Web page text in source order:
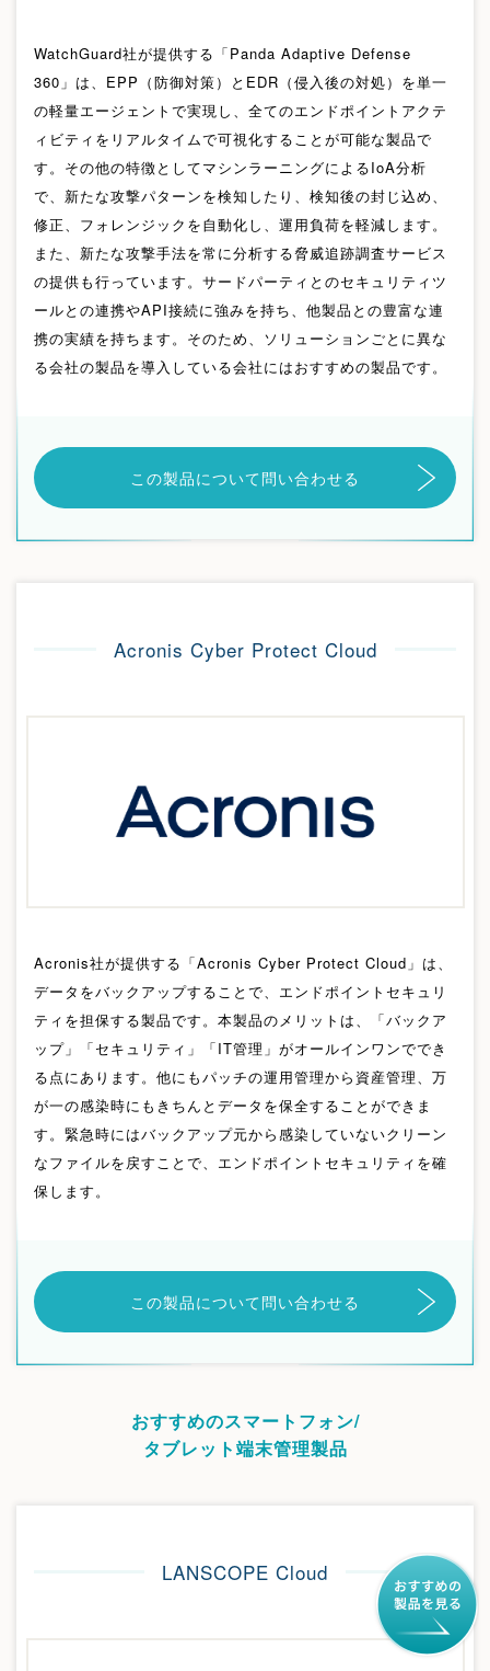
WatchGuard社が提供する「Panda Adaptive Defense
360」は、EPP（防御対策）とEDR（侵入後の対処）を単一
の軽量エージェントで実現し、全てのエンドポイントアクテ
ィビティをリアルタイムで可視化することが可能な製品で
す。その他の特徴としてマシンラーニングによるIoA分析
で、新たな攻撃パターンを検知したり、検知後の封じ込め、
修正、フォレンジックを自動化し、運用負荷を軽減します。
また、新たな攻撃手法を常に分析する脅威追跡調査サービス
の提供も行っています。サードパーティとのセキュリティツ
ールとの連携やAPI接続に強みを持ち、他製品との豊富な連
携の実績を持ちます。そのため、ソリューションごとに異な
る会社の製品を導入している会社にはおすすめの製品です。
この製品について問い合わせる
Acronis Cyber Protect Cloud
Acronis社が提供する「Acronis Cyber Protect Cloud」は、
データをバックアップすることで、エンドポイントセキュリ
ティを担保する製品です。本製品のメリットは、「バックア
ップ」「セキュリティ」「IT管理」がオールインワンででき
る点にあります。他にもパッチの運用管理から資産管理、万
が一の感染時にもきちんとデータを保全することができま
す。緊急時にはバックアップ元から感染していないクリーン
なファイルを戻すことで、エンドポイントセキュリティを確
保します。
この製品について問い合わせる
おすすめのスマートフォン/
タブレット端末管理製品
LANSCOPE Cloud